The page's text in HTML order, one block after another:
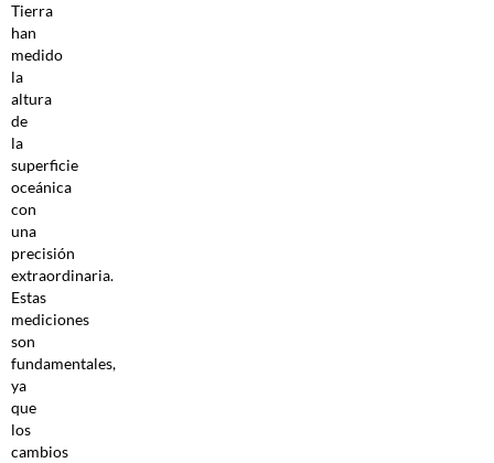
Tierra
han
medido
la
altura
de
la
superficie
oceánica
con
una
precisión
extraordinaria.
Estas
mediciones
son
fundamentales,
ya
que
los
cambios